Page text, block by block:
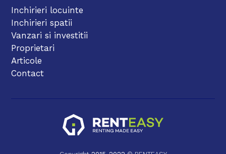
Inchirieri locuinte
Inchirieri spatii
Vanzari si investitii
Proprietari
Articole
Contact